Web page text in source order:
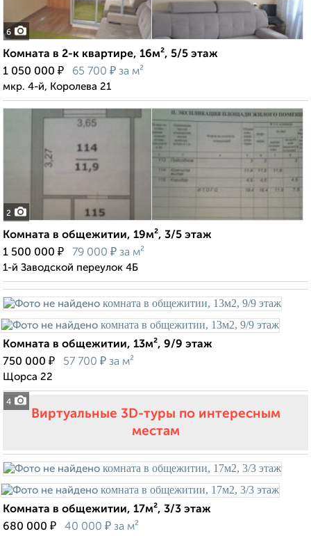
6
Комната в 2-к квартире, 16м², 5/5 этаж
1 050 000 ₽ 65 700 ₽ за м²
мкр. 4-й, Королева 21
2
Комната в общежитии, 19м², 3/5 этаж
1 500 000 ₽ 79 000 ₽ за м²
1-й Заводской переулок 4Б
4
Комната в общежитии, 13м², 9/9 этаж
750 000 ₽ 57 700 ₽ за м²
Щорса 22
Виртуальные 3D-туры по интересным
местам
Комната в общежитии, 17м², 3/3 этаж
680 000 ₽ 40 000 ₽ за м²